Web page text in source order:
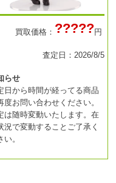
買取価格： ?????円
査定日：2026/8/5
らせ
日から時間が経ってる商品
度お問い合わせください。
は随時変動いたします。在
況で変動することご了承く
い。